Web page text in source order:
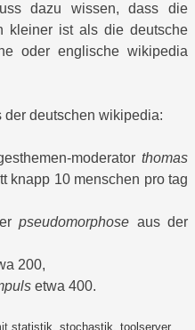
dazu wissen, dass die
kleiner ist als die deutsche
oder englische wikipedia
deutschen wikipedia:
moderator thomas
knapp 10 menschen pro tag
pseudomorphose aus der
200,
etwa 400.
statistik, stochastik, toolserver,